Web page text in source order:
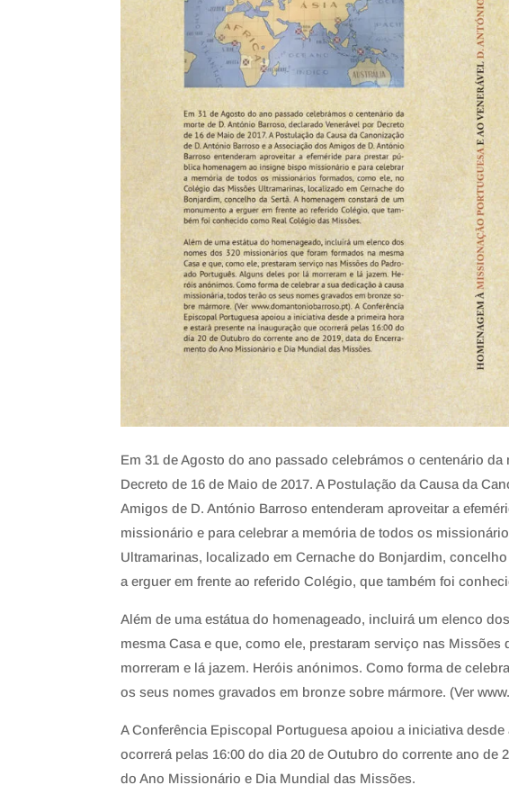
Em 31 de Agosto do ano passado celebrámos o centenário
Decreto de 16 de Maio de 2017. A Postulação da Causa da
Amigos de D. António Barroso entenderam aproveitar a
missionário e para celebrar a memória de todos os
Ultramarinas, localizado em Cernache do Bonjardim,
a erguer em frente ao referido Colégio, que também foi
Além de uma estátua do homenageado, incluirá um elenco
mesma Casa e que, como ele, prestaram serviço nas
morreram e lá jazem. Heróis anónimos. Como forma de
os seus nomes gravados em bronze sobre mármore. (Ver
A Conferência Episcopal Portuguesa apoiou a iniciativa
ocorrerá pelas 16:00 do dia 20 de Outubro do corrente ano de
do Ano Missionário e Dia Mundial das Missões.